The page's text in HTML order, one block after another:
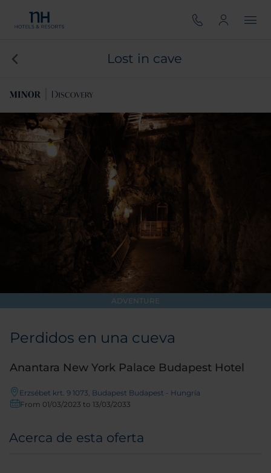
Lost in cave
ADVENTURE
Perdidos en una cueva
Anantara New York Palace Budapest Hotel
Erzsébet krt. 9 1073, Budapest Budapest - Hungría
From 01/03/2023 to 13/03/2033
Acerca de esta oferta